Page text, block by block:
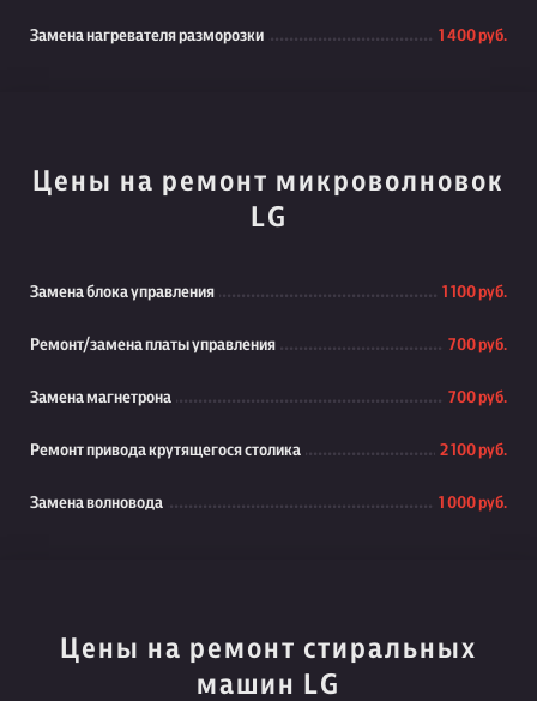
Замена нагревателя разморозки 1 400 руб.
Цены на ремонт микроволновок
LG
Замена блока управления 1 100 руб.
Ремонт/замена платы управления 700 руб.
Замена магнетрона 700 руб.
Ремонт привода крутящегося столика 2 100 руб.
Замена волновода 1 000 руб.
Цены на ремонт стиральных
машин LG